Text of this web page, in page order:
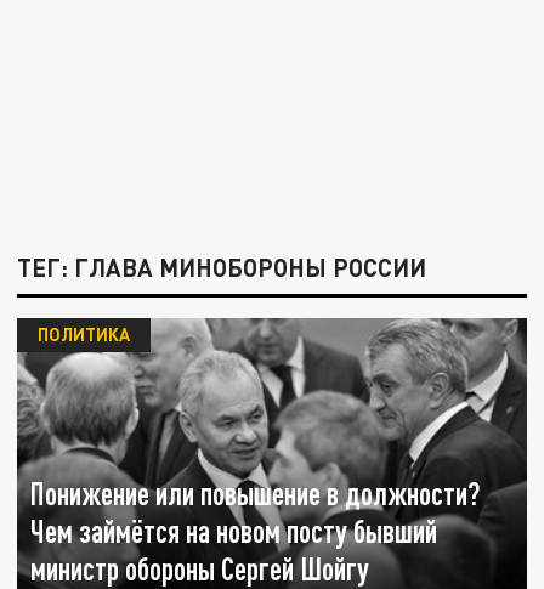
ТЕГ: ГЛАВА МИНОБОРОНЫ РОССИИ
Понижение или повышение в должности?
Чем займётся на новом посту бывший
министр обороны Сергей Шойгу
ПОЛИТИКА